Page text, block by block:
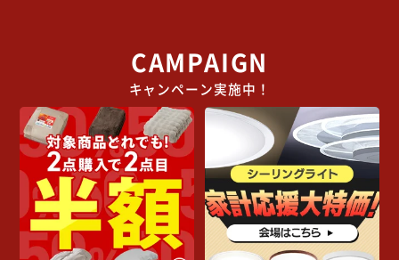
CAMPAIGN
キャンペーン実施中！